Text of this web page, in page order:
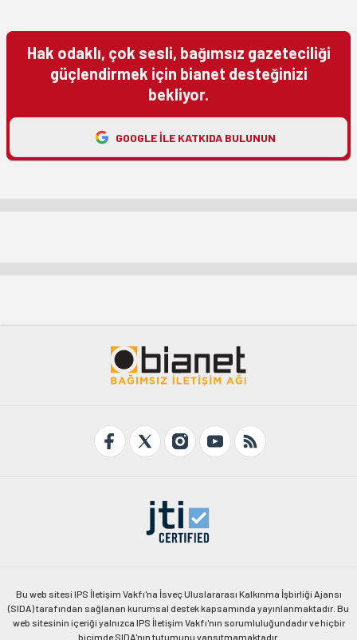
Hak odaklı, çok sesli, bağımsız gazeteciliği
güçlendirmek için bianet desteğinizi
bekliyor.
GOOGLE ILE KATKIDA BULUNUN
Bu web sitesi IPS İletişim Vakfı'na İsveç Uluslararası Kalkınma İşbirliği Ajansı
(SIDA) tarafından sağlanan kurumsal destek kapsamında yayınlanmaktadır. Bu
web sitesinin içeriği yalnızca IPS İletişim Vakfı'nın sorumluluğundadır ve hiçbir
biçimde SIDA'nın tutumunu yansıtmamaktadır.